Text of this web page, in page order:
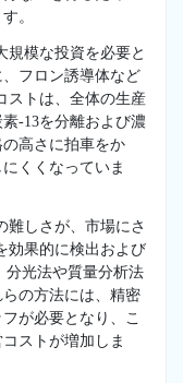
。
規模な投資を必要と
フロン誘導体など
ストは、全体の生産
-13を分離および濃
高さに拍車をか
くくなっていま
難しさが、市場にさ
効果的に検出および
分光法や質量分析法
の方法には、精密
が必要となり、こ
ストが増加しま